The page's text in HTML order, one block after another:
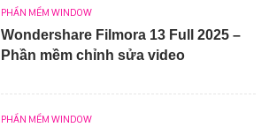
PHẦN MỀM WINDOW
Wondershare Filmora 13 Full 2025 –
Phần mềm chỉnh sửa video
PHẦN MỀM WINDOW